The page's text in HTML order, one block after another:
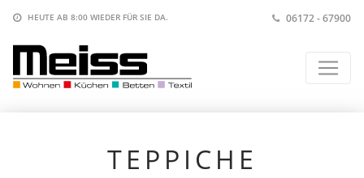
HEUTE AB 8:00 WIEDER FÜR SIE DA. 06172 - 67900
TEPPICHE